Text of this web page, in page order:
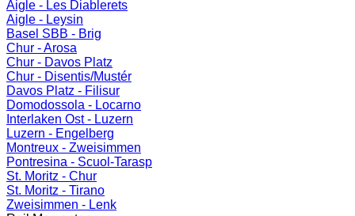
Aigle - Les Diablerets
Aigle - Leysin
Basel SBB - Brig
Chur - Arosa
Chur - Davos Platz
Chur - Disentis/Mustér
Davos Platz - Filisur
Domodossola - Locarno
Interlaken Ost - Luzern
Luzern - Engelberg
Montreux - Zweisimmen
Pontresina - Scuol-Tarasp
St. Moritz - Chur
St. Moritz - Tirano
Zweisimmen - Lenk